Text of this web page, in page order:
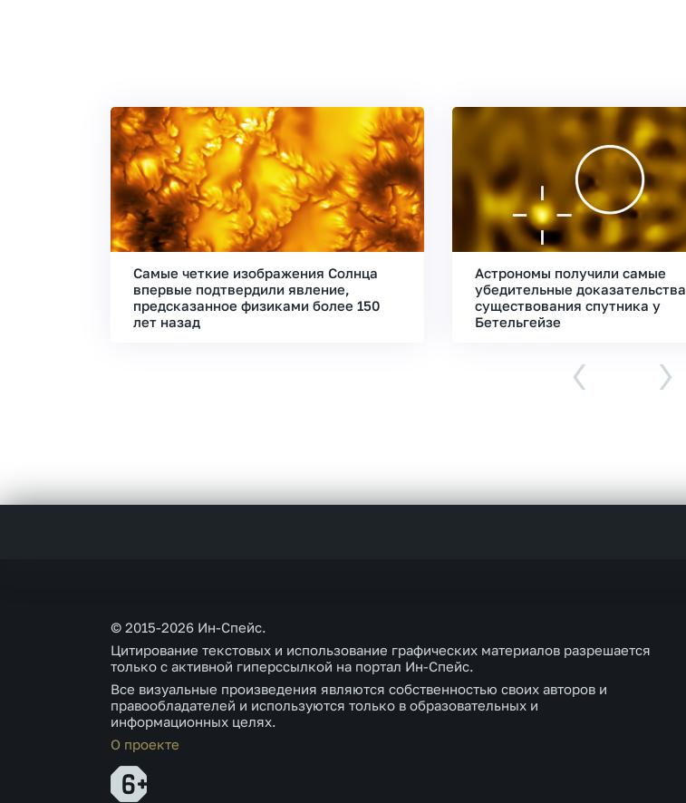
Самые четкие изображения Солнца
впервые подтвердили явление,
предсказанное физиками более 150
лет назад
Астрономы получили самые
убедительные доказательства
существования спутника у
Бетельгейзе
‹ ›
© 2015-2026 Ин-Спейс.
Цитирование текстовых и использование графических материалов разрешается
только с активной гиперссылкой на портал Ин-Спейс.
Все визуальные произведения являются собственностью своих авторов и
правообладателей и используются только в образовательных и
информационных целях.
О проекте